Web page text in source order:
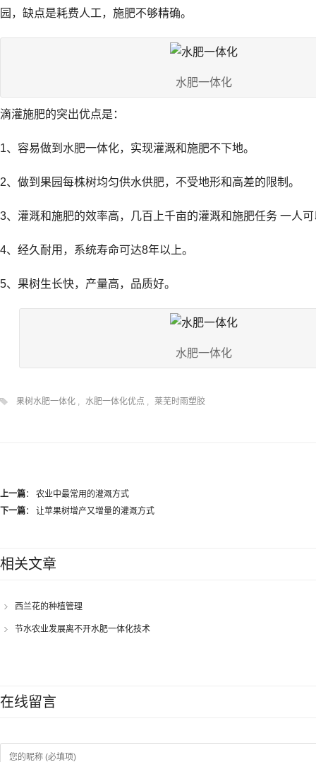
园，缺点是耗费人工，施肥不够精确。
水肥一体化
滴灌施肥的突出优点是：
1、容易做到水肥一体化，实现灌溉和施肥不下地。
2、做到果园每株树均匀供水供肥，不受地形和高差的限制。
3、灌溉和施肥的效率高，几百上千亩的灌溉和施肥任务 一人
4、经久耐用，系统寿命可达8年以上。
5、果树生长快，产量高，品质好。
水肥一体化
果树水肥一体化 , 水肥一体化优点 , 莱芜时雨塑胶
上一篇： 农业中最常用的灌溉方式
下一篇： 让苹果树增产又增量的灌溉方式
相关文章
西兰花的种植管理
节水农业发展离不开水肥一体化技术
在线留言